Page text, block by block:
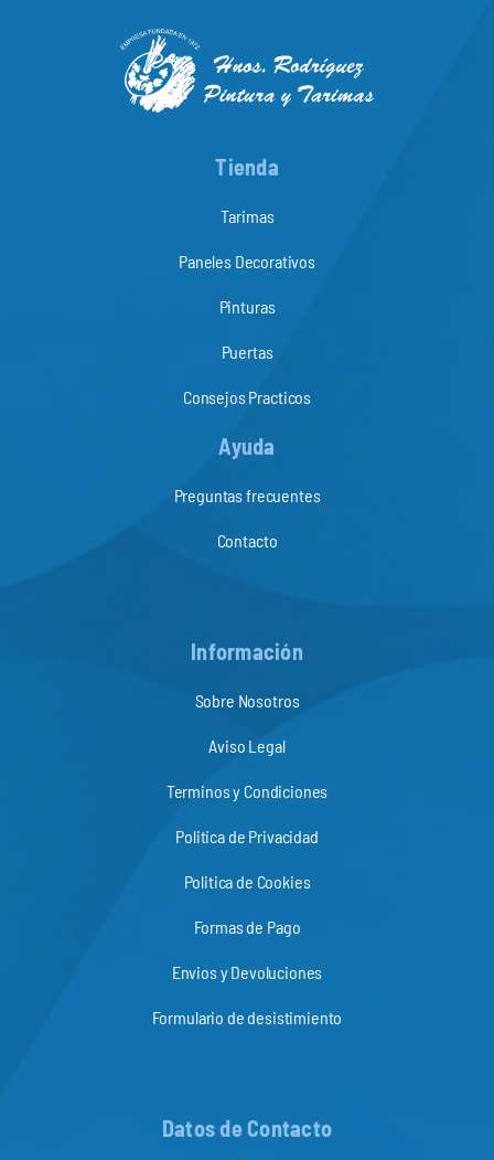
Tienda
Tarimas
Paneles Decorativos
Pinturas
Puertas
Consejos Practicos
Ayuda
Preguntas frecuentes
Contacto
Información
Sobre Nosotros
Aviso Legal
Terminos y Condiciones
Politica de Privacidad
Politica de Cookies
Formas de Pago
Envios y Devoluciones
Formulario de desistimiento
Datos de Contacto